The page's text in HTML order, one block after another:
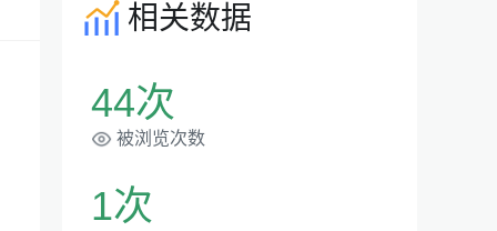
相关数据
44次
被浏览次数
1次